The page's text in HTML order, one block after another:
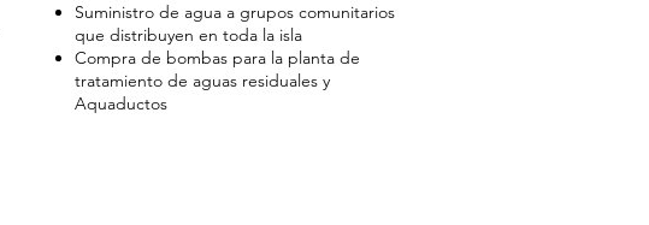
Suministro de agua a grupos comunitarios
que distribuyen en toda la isla
Compra de bombas para la planta de
tratamiento de aguas residuales y
Aquaductos